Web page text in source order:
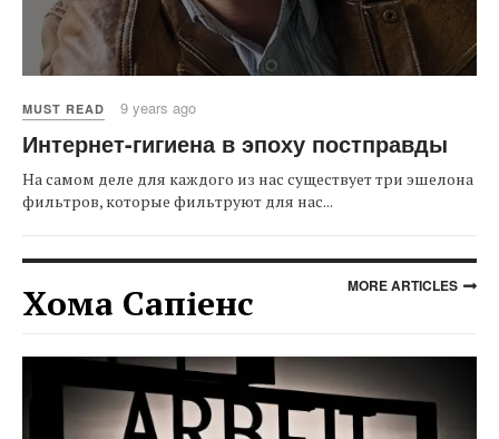
MUST READ 9 years ago
Интернет-гигиена в эпоху постправды
На самом деле для каждого из нас существует три эшелона
фильтров, которые фильтруют для нас...
Хома Сапіенс MORE ARTICLES